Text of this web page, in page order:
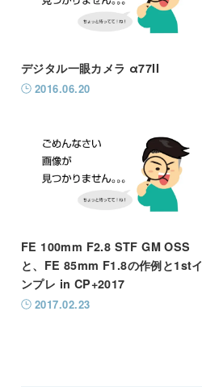
デジタル一眼カメラ α77II
2016.06.20
FE 100mm F2.8 STF GM OSS
と、FE 85mm F1.8の作例と1stイ
ンプレ in CP+2017
2017.02.23